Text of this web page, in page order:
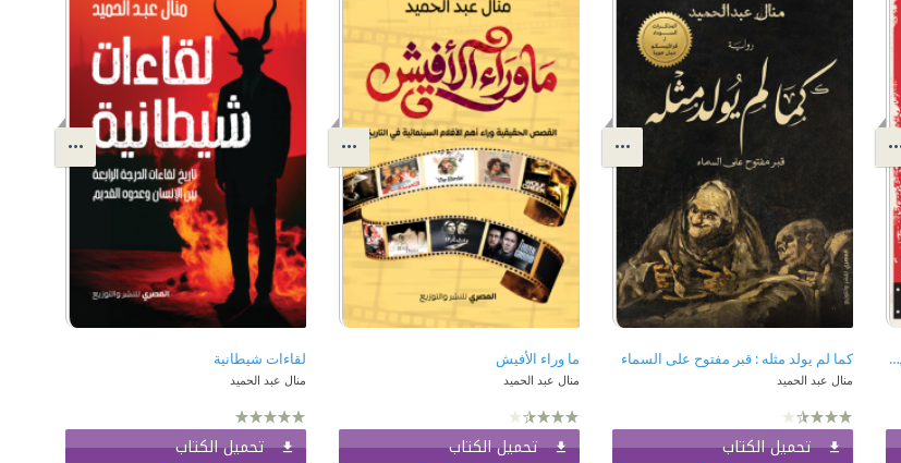
تاريخ الجريمة في مائة حكاية: جرائم تاريخية كما لم يولد مثله : قبر مفتوح على السماء
منال عبد الحميد
تحميل الكتاب
ما وراء الأفيش
منال عبد الحميد
تحميل الكتاب
لقاءات شيطانية
منال عبد الحميد
تحميل الكتاب